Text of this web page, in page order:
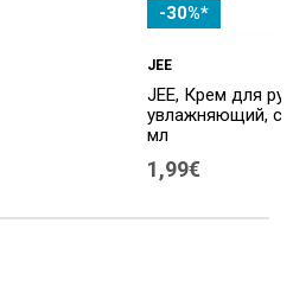
-30%*
JEE
JEE, Крем для
увлажняющий, с
мл
1,99€